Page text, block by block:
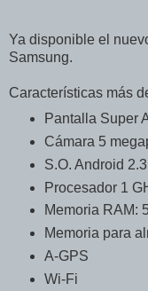
Ya disponible el
Samsung.
Características más
Pantalla Super
Cámara 5
S.O. Android 2.3
Procesador 1
Memoria RAM:
Memoria para
A-GPS
Wi-Fi